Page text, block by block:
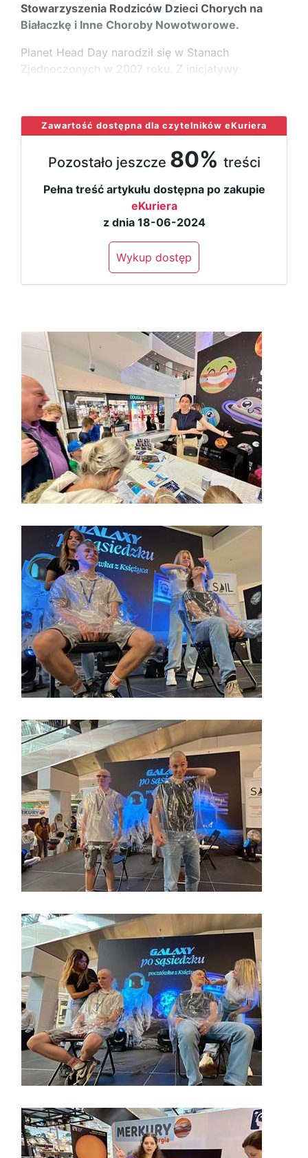
Stowarzyszenia Rodziców Dzieci Chorych na
Białaczkę i Inne Choroby Nowotworowe.
Planet Head Day narodził się w Stanach
Zjednoczonych w 2007 roku. Z inicjatywy
Zawartość dostępna dla czytelników eKuriera
Pozostało jeszcze 80% treści
Pełna treść artykułu dostępna po zakupie
eKuriera
z dnia 18-06-2024
Wykup dostęp